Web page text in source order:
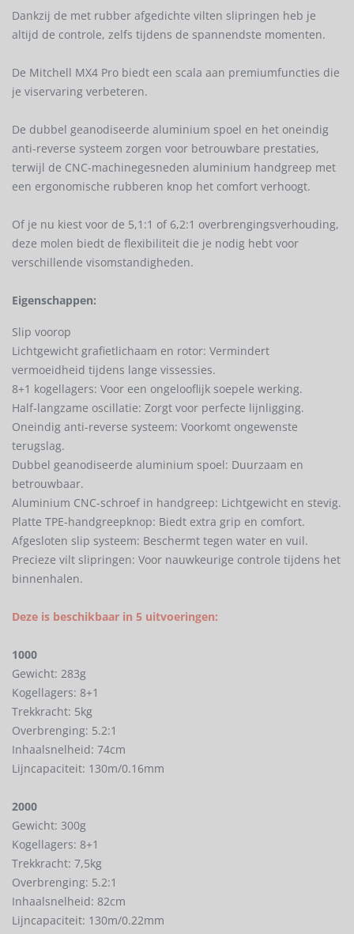
Dankzij de met rubber afgedichte vilten slipringen heb je
altijd de controle, zelfs tijdens de spannendste momenten.
De Mitchell MX4 Pro biedt een scala aan premiumfuncties die
je viservaring verbeteren.
De dubbel geanodiseerde aluminium spoel en het oneindig
anti-reverse systeem zorgen voor betrouwbare prestaties,
terwijl de CNC-machinegesneden aluminium handgreep met
een ergonomische rubberen knop het comfort verhoogt.
Of je nu kiest voor de 5,1:1 of 6,2:1 overbrengingsverhouding,
deze molen biedt de flexibiliteit die je nodig hebt voor
verschillende visomstandigheden.
Eigenschappen:
Slip voorop
Lichtgewicht grafietlichaam en rotor: Vermindert
vermoeidheid tijdens lange vissessies.
8+1 kogellagers: Voor een ongelooflijk soepele werking.
Half-langzame oscillatie: Zorgt voor perfecte lijnligging.
Oneindig anti-reverse systeem: Voorkomt ongewenste
terugslag.
Dubbel geanodiseerde aluminium spoel: Duurzaam en
betrouwbaar.
Aluminium CNC-schroef in handgreep: Lichtgewicht en stevig.
Platte TPE-handgreepknop: Biedt extra grip en comfort.
Afgesloten slip systeem: Beschermt tegen water en vuil.
Precieze vilt slipringen: Voor nauwkeurige controle tijdens het
binnenhalen.
Deze is beschikbaar in 5 uitvoeringen:
1000
Gewicht: 283g
Kogellagers: 8+1
Trekkracht: 5kg
Overbrenging: 5.2:1
Inhaalsnelheid: 74cm
Lijncapaciteit: 130m/0.16mm
2000
Gewicht: 300g
Kogellagers: 8+1
Trekkracht: 7,5kg
Overbrenging: 5.2:1
Inhaalsnelheid: 82cm
Lijncapaciteit: 130m/0.22mm